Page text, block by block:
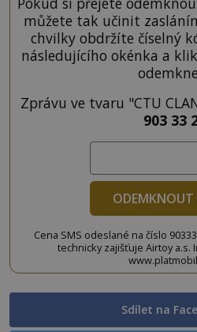
můžete tak učinit
chvilky obdržíte číselný
následujícího okénka a
Zprávu ve tvaru "CTU
903 33
ODEMKNOUT
Cena SMS odeslané na číslo
technicky zajišťuje Airtoy a.s.
Sdílet na